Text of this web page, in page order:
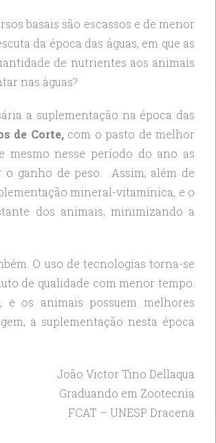
basais são escassos e de menor
da época das águas, em que as
de nutrientes aos animais
nas águas?
a suplementação na época das
de Corte, com o pasto de melhor
mesmo nesse período do ano as
o ganho de peso. Assim, além de
mineral-vitamínica, e o
dos animais, minimizando a
O uso de tecnologias torna-se
de qualidade com menor tempo.
e os animais possuem melhores
a suplementação nesta época
João Victor Tino Dellaqua
Graduando em Zootecnia
FCAT – UNESP Dracena